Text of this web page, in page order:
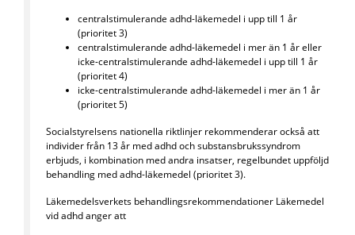
centralstimulerande adhd-läkemedel i upp till 1 år
(prioritet 3)
centralstimulerande adhd-läkemedel i mer än 1 åreller
icke-centralstimulerande adhd-läkemedel i upp till 1 år
(prioritet 4)
icke-centralstimulerande adhd-läkemedel i mer än 1 år
(prioritet 5)
Socialstyrelsens nationella riktlinjer rekommenderar också att
individer från 13 år med adhd och substansbrukssyndrom
erbjuds, i kombination med andra insatser, regelbundet uppföljd
behandling med adhd-läkemedel (prioritet 3).
Läkemedelsverkets behandlingsrekommendationer Läkemedel
vid adhd anger att